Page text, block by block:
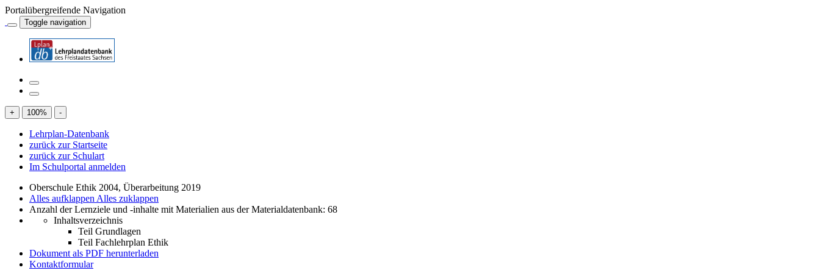
Portalübergreifende Navigation
Toggle navigation
+ 100% -
Lehrplan-Datenbank
zurück zur Startseite
zurück zur Schulart
Im Schulportal anmelden
Oberschule Ethik 2004, Überarbeitung 2019
Alles aufklappen Alles zuklappen
Anzahl der Lernziele und -inhalte mit Materialien aus der Materialdatenbank: 68
Inhaltsverzeichnis
Teil Grundlagen
Teil Fachlehrplan Ethik
Dokument als PDF herunterladen
Kontaktformular